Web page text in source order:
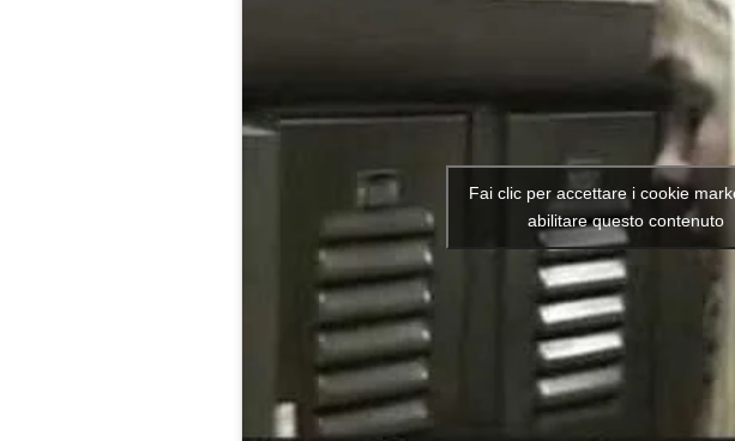
Fai clic per accettare i cookie
abilitare questo contenuto